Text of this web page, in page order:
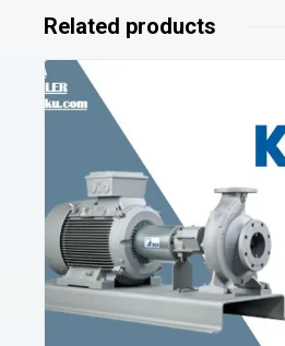
Related products
Details